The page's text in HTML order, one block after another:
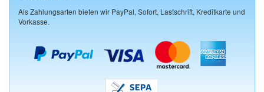
Als Zahlungsarten bieten wir PayPal, Sofort, Lastschrift, Kreditkarte und
Vorkasse.